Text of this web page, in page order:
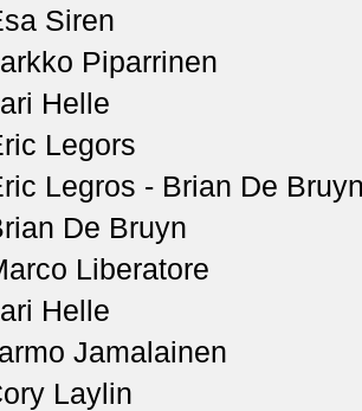
Siren
Piparrinen
Helle
Legors
Legros - Brian De
De Bruyn
Liberatore
Helle
Jamalainen
Laylin